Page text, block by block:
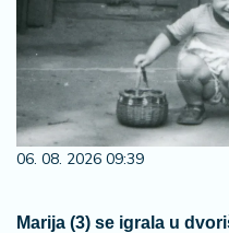
06. 08. 2026 09:39
Marija (3) se igrala u